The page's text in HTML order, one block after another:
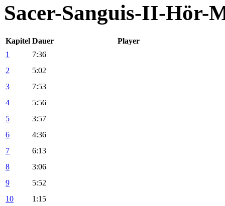
Sacer-Sanguis-II-Hör-
Kapitel Dauer
Player
1
7:36
2
5:02
3
7:53
4
5:56
5
3:57
6
4:36
7
6:13
8
3:06
9
5:52
10
1:15